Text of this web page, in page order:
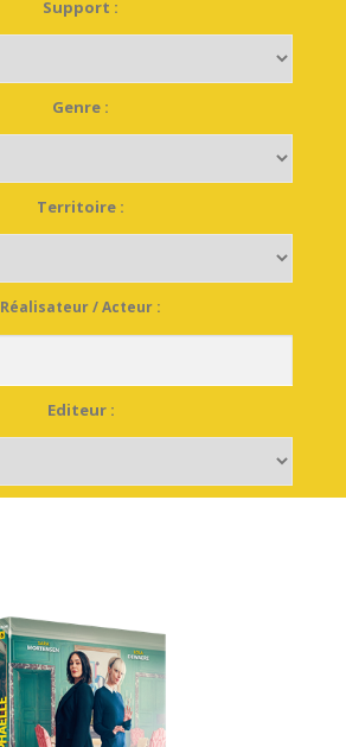
Support :
Genre :
Territoire :
Réalisateur / Acteur :
Editeur :